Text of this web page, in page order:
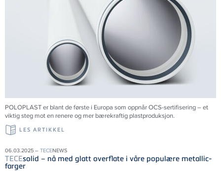
POLOPLAST er blant de første i Europa som oppnår OCS-sertifisering – et
viktig steg mot en renere og mer bærekraftig plastproduksjon.
LES ARTIKKEL
06.03.2025 – TECENEWS
TECEsolid – nå med glatt overflate i våre populære metallic-
farger